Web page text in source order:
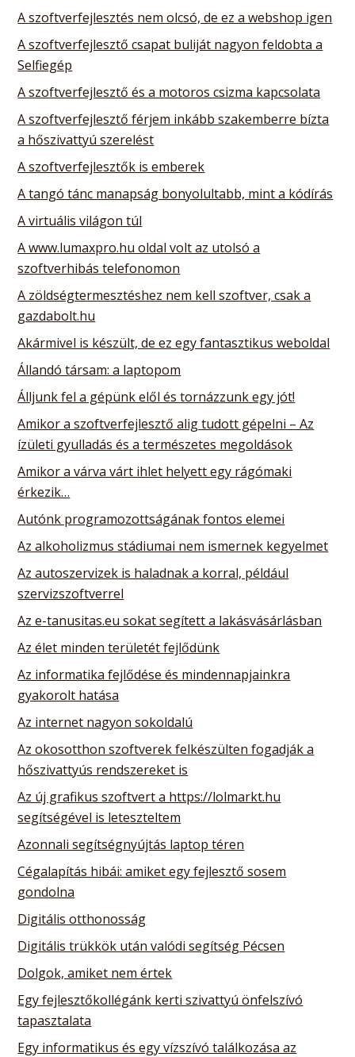
A szoftverfejlesztés nem olcsó, de ez a webshop igen
A szoftverfejlesztő csapat buliját nagyon feldobta a
Selfiegép
A szoftverfejlesztő és a motoros csizma kapcsolata
A szoftverfejlesztő férjem inkább szakemberre bízta
a hőszivattyú szerelést
A szoftverfejlesztők is emberek
A tangó tánc manapság bonyolultabb, mint a kódírás
A virtuális világon túl
A www.lumaxpro.hu oldal volt az utolsó a
szoftverhibás telefonomon
A zöldségtermesztéshez nem kell szoftver, csak a
gazdabolt.hu
Akármivel is készült, de ez egy fantasztikus weboldal
Állandó társam: a laptopom
Álljunk fel a gépünk elől és tornázzunk egy jót!
Amikor a szoftverfejlesztő alig tudott gépelni – Az
ízületi gyulladás és a természetes megoldások
Amikor a várva várt ihlet helyett egy rágómaki
érkezik…
Autónk programozottságának fontos elemei
Az alkoholizmus stádiumai nem ismernek kegyelmet
Az autoszervizek is haladnak a korral, például
szervizszoftverrel
Az e-tanusitas.eu sokat segített a lakásvásárlásban
Az élet minden területét fejlődünk
Az informatika fejlődése és mindennapjainkra
gyakorolt hatása
Az internet nagyon sokoldalú
Az okosotthon szoftverek felkészülten fogadják a
hőszivattyús rendszereket is
Az új grafikus szoftvert a https://lolmarkt.hu
segítségével is leteszteltem
Azonnali segítségnyújtás laptop téren
Cégalapítás hibái: amiket egy fejlesztő sosem
gondolna
Digitális otthonosság
Digitális trükkök után valódi segítség Pécsen
Dolgok, amiket nem értek
Egy fejlesztőkollégánk kerti szivattyú önfelszívó
tapasztalata
Egy informatikus és egy vízszívó találkozása az